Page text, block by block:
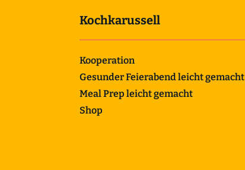
Kochkarussell
Kooperation
Gesunder Feierabend leicht gemacht
Meal Prep leicht gemacht
Shop